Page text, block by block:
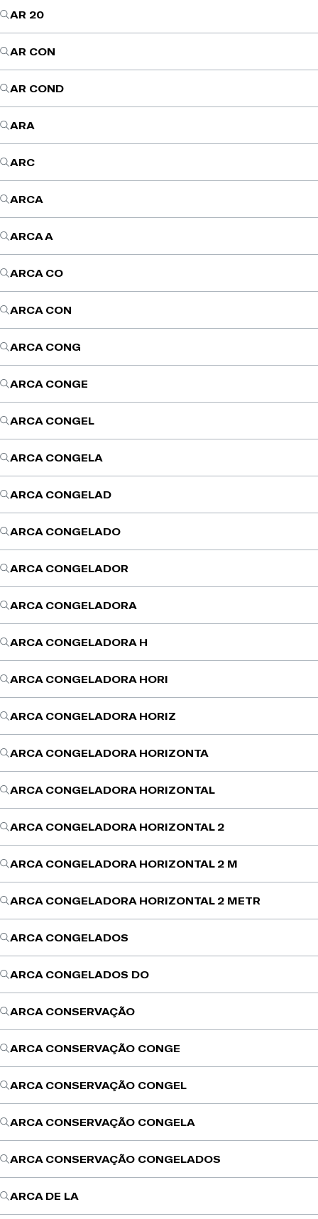
AR 20
AR CON
AR COND
ARA
ARC
ARCA
ARCA A
ARCA CO
ARCA CON
ARCA CONG
ARCA CONGE
ARCA CONGEL
ARCA CONGELA
ARCA CONGELAD
ARCA CONGELADO
ARCA CONGELADOR
ARCA CONGELADORA
ARCA CONGELADORA H
ARCA CONGELADORA HORI
ARCA CONGELADORA HORIZ
ARCA CONGELADORA HORIZONTA
ARCA CONGELADORA HORIZONTAL
ARCA CONGELADORA HORIZONTAL 2
ARCA CONGELADORA HORIZONTAL 2 M
ARCA CONGELADORA HORIZONTAL 2 METR
ARCA CONGELADOS
ARCA CONGELADOS DO
ARCA CONSERVAÇÃO
ARCA CONSERVAÇÃO CONGE
ARCA CONSERVAÇÃO CONGEL
ARCA CONSERVAÇÃO CONGELA
ARCA CONSERVAÇÃO CONGELADOS
ARCA DE LA